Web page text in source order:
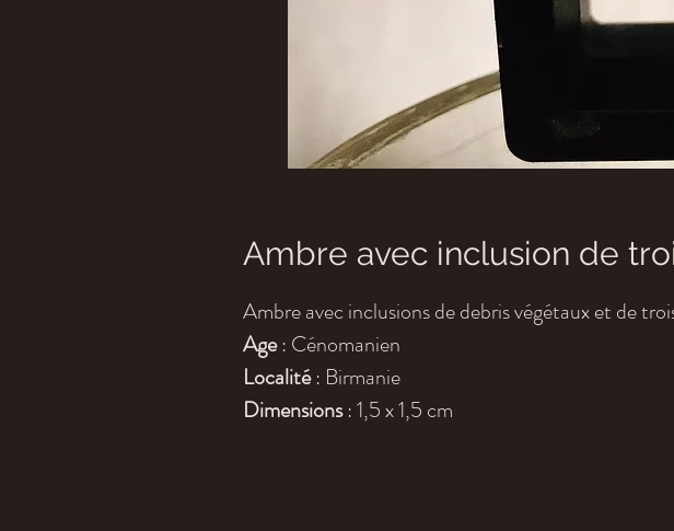
Ambre avec inclusion de
Ambre avec inclusions de debris végétaux et de
Age: Cénomanien
Localité: Birmanie
Dimensions: 1,5 x 1,5 cm